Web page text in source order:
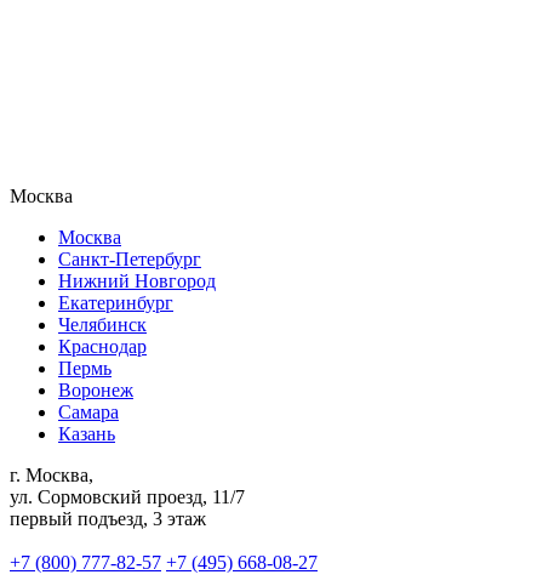
Москва
Москва
Санкт-Петербург
Нижний Новгород
Екатеринбург
Челябинск
Краснодар
Пермь
Воронеж
Самара
Казань
г. Москва,
ул. Сормовский проезд, 11/7
первый подъезд, 3 этаж
+7 (800) 777-82-57 +7 (495) 668-08-27